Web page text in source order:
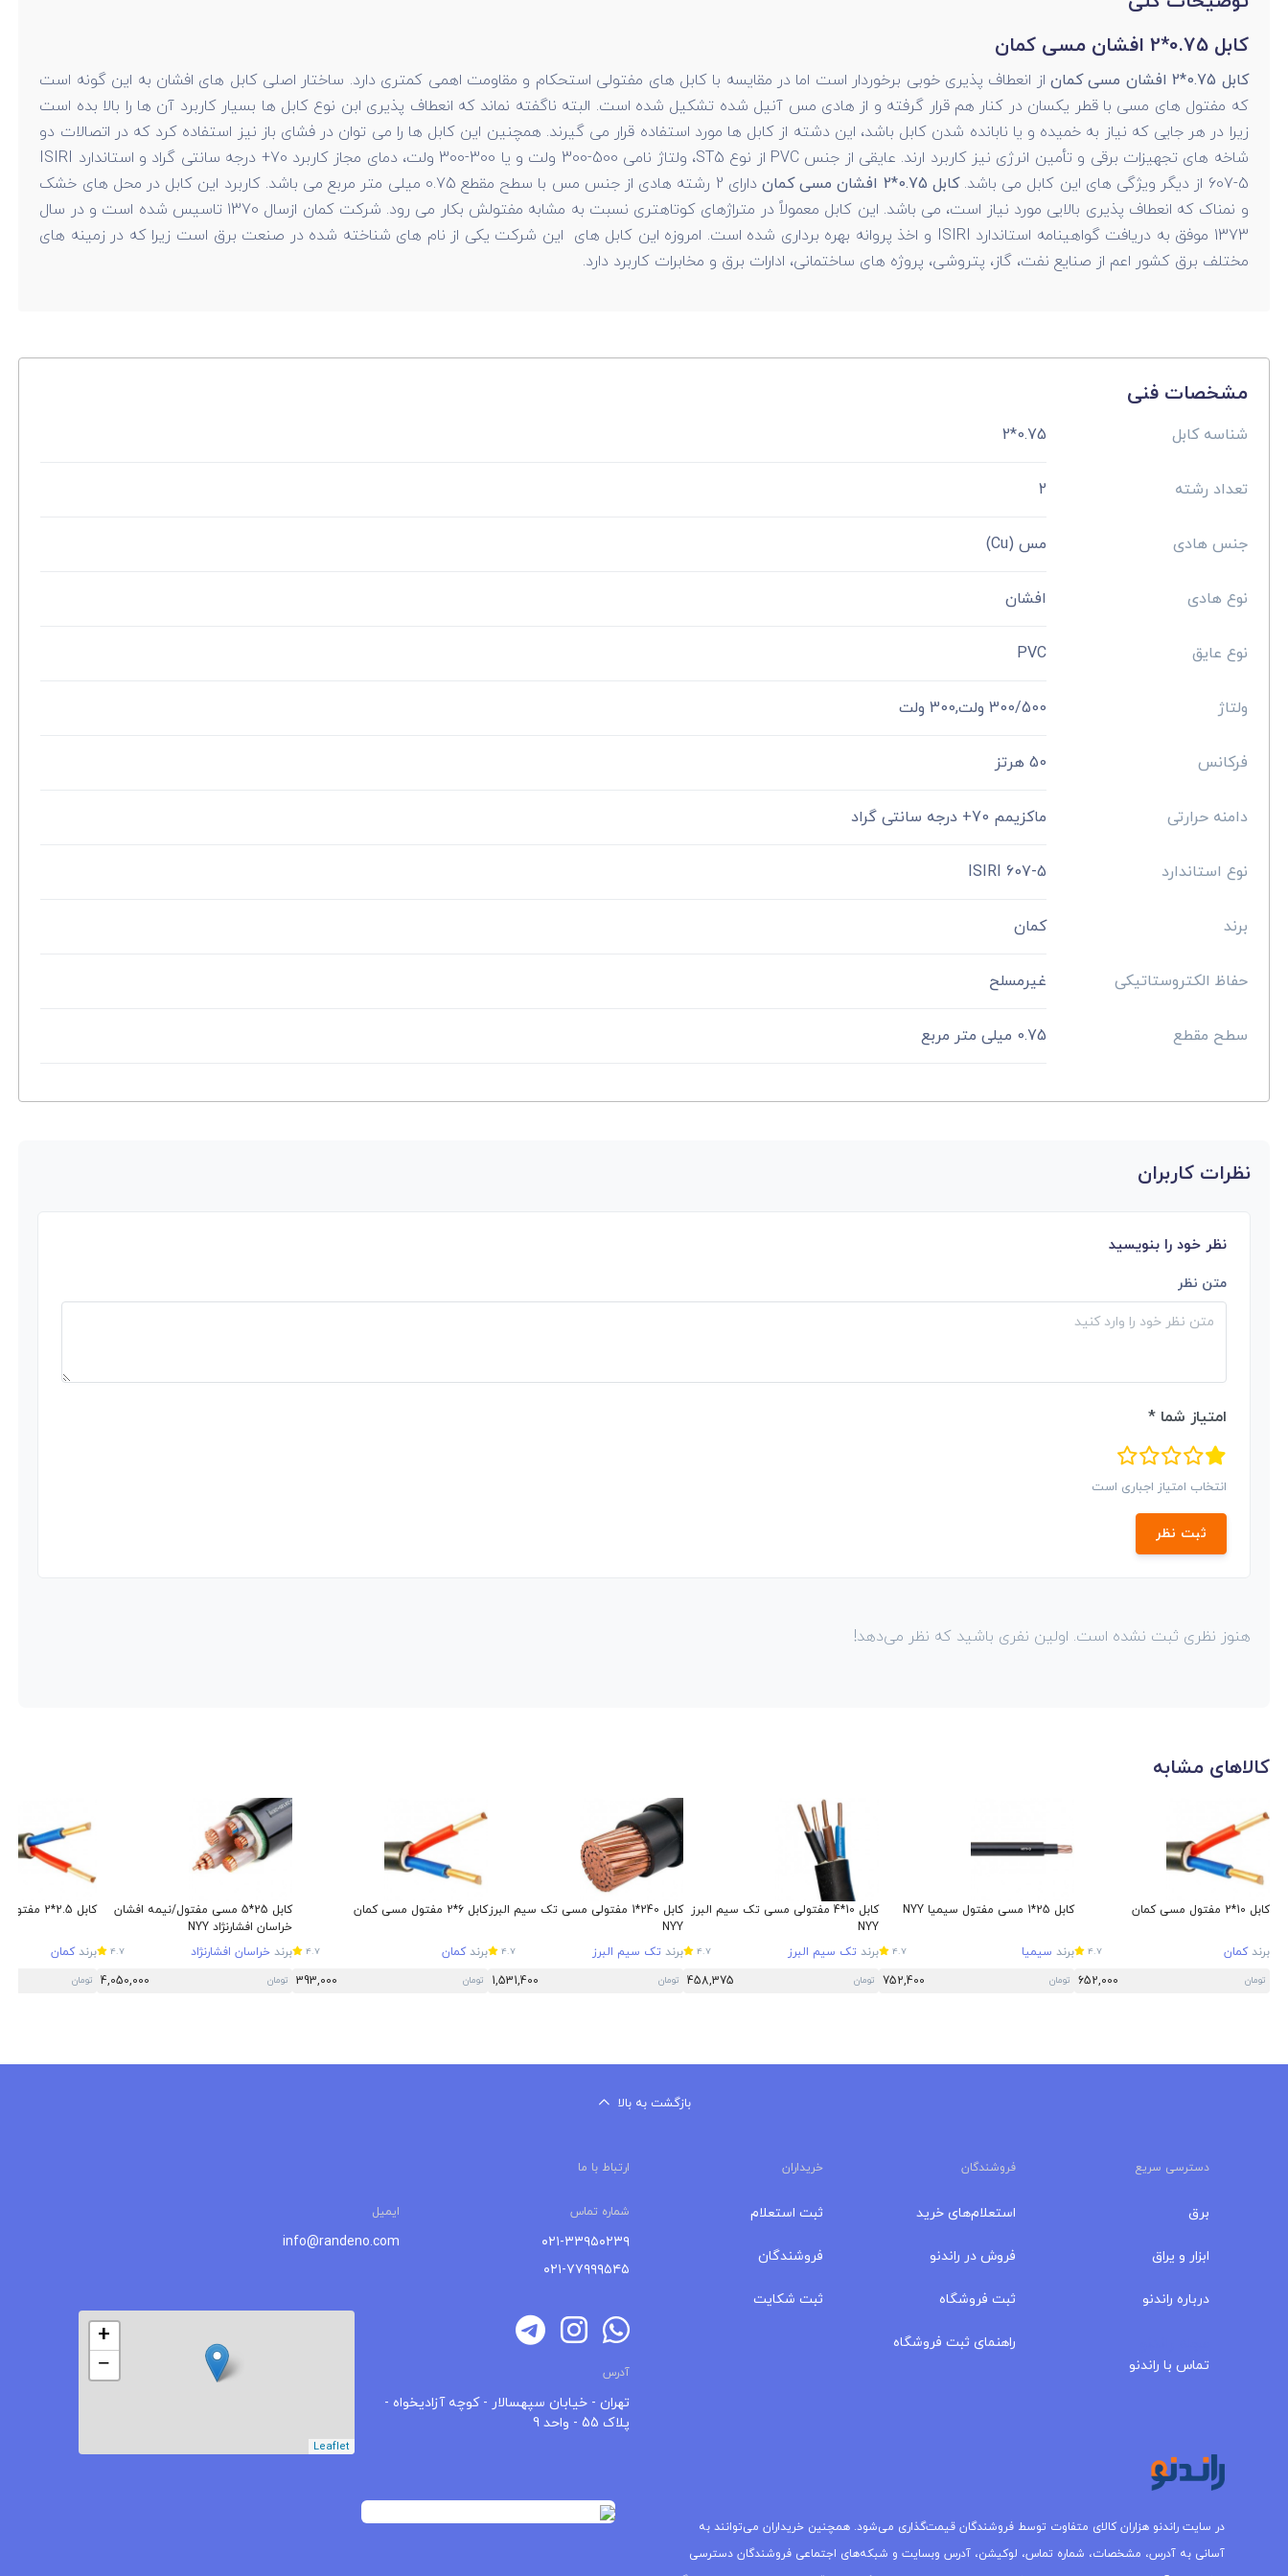
کابل 0.75*2 افشان مسی کمان
کابل 0.75*2 افشان مسی کمان
از انعطاف پذیری خوبی برخوردار است اما در مقایسه با کابل های مفتولی استحکام و مقاومت اهمی کمتری دارد. ساختار اصلی کابل های افشان به این گونه است
که مفتول های مسی با قطر یکسان در کنار هم قرار گرفته و از هادی مس آنیل شده تشکیل شده است. البته ناگفته نماند که انعطاف پذیری ابن نوع کابل ها بسیار کاربرد آن ها را بالا بده است
زیرا در هر جایی که نیاز به خمیده و یا نابانده شدن کابل باشد، این دشته از کابل ها مورد استفاده قرار می گیرند. همچنین این کابل ها را می توان در فشای باز نیز استفاده کرد که در اتصالات دو
شاخه های تجهیزات برقی و تأمین انرژی نیز کاربرد ارند. عایقی از جنس PVC از نوع ST5، ولتاژ نامی 500-300 ولت و یا 300-300 ولت، دمای مجاز کاربرد 70+ درجه سانتی گراد و استاندارد ISIRI
607-5 از دیگر ویژگی های این کابل می باشد.
کابل 0.75*2 افشان مسی کمان
دارای 2 رشته هادی از جنس مس با سطح مقطع 0.75 میلی متر مربع می باشد. کاربرد این کابل در محل های خشک
و نمناک که انعطاف پذیری بالایی مورد نیاز است، می باشد. این کابل معمولاً در متراژهای کوتاهتری نسبت به مشابه مفتولش بکار می رود. شرکت کمان ازسال 1370 تاسیس شده است و در سال
1373 موفق به دریافت گواهینامه استاندارد ISIRI و اخذ پروانه بهره برداری شده است. امروزه این کابل های این شرکت یکی از نام های شناخته شده در صنعت برق است زیرا که در زمینه های
مختلف برق کشور اعم از صنایع نفت، گاز، پتروشی، پروژه های ساختمانی، ادارات برق و مخابرات کاربرد دارد.
مشخصات فنی
شناسه کابل 0.75*2
تعداد رشته 2
جنس هادی مس (Cu)
نوع هادی افشان
نوع عایق PVC
ولتاژ 300/500 ولت,300 ولت
فرکانس 50 هرتز
دامنه حرارتی ماکزیمم 70+ درجه سانتی گراد
نوع استاندارد ISIRI 607-5
برند کمان
حفاظ الکتروستاتیکی غیرمسلح
سطح مقطع 0.75 میلی متر مربع
نظرات کاربران
نظر خود را بنویسید
متن نظر
امتیاز شما *
انتخاب امتیاز اجباری است
ثبت نظر
هنوز نظری ثبت نشده است. اولین نفری باشید که نظر می‌دهد!
کالاهای مشابه
کابل 10*2 مفتول مسی کمان
برندکمان 4.7
تومان 652,000
کابل 25*1 مسی مفتول سیمیا NYY
برند سیمیا 4.7
تومان 752,400
کابل 10*4 مفتولی مسی تک سیم البرز
NYY
برند تک سیم البرز 4.7
تومان 458,375
کابل 240*1 مفتولی مسی تک سیم البرز
NYY
برند تک سیم البرز 4.7
تومان 1,531,400
کابل 6*2 مفتول مسی کمان
برندکمان 4.7
تومان 393,000
کابل 25*5 مسی مفتول/نیمه افشان
خراسان افشارنژاد NYY
برند خراسان افشارنژاد 4.7
تومان 4,050,000
کابل 2.5*2 مفتول مسی کمان
برندکمان
تومان
بازگشت به بالا
دسترسی سریع فروشندگان خریداران ارتباط با ما
برق
ابزار و یراق
درباره‌ راندنو
تماس با راندنو
استعلام‌های خرید
فروش در راندنو
ثبت فروشگاه
راهنمای ثبت فروشگاه
ثبت استعلام
فروشندگان
ثبت شکایت
شماره تماس ایمیل
۰۲۱-۳۳۹۵۰۲۳۹
۰۲۱-۷۷۹۹۹۵۴۵
info@randeno.com
آدرس
تهران - خیابان سپهسالار - کوچه آزادیخواه -
پلاک 55 - واحد 9
+
−
Leaflet
در سایت راندنو هزاران کالای متفاوت توسط فروشندگان قیمت‌گذاری می‌شود. همچنین خریداران می‌توانند به
آسانی به آدرس، مشخصات، شماره تماس، لوکیشن، آدرس وبسایت و شبکه‌های اجتماعی فروشندگان دسترسی